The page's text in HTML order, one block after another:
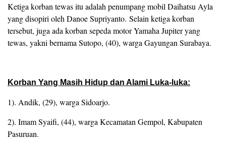
Ketiga korban tewas itu adalah penumpang mobil Daihatsu Ayla
yang disopiri oleh Danoe Supriyanto. Selain ketiga korban
tersebut, juga ada korban sepeda motor Yamaha Jupiter yang
tewas, yakni bernama Sutopo, (40), warga Gayungan Surabaya.
Korban Yang Masih Hidup dan Alami Luka-luka:
1).‎ Andik, (29), warga Sidoarjo.
2). Imam Syaifi, (44), warga Kecamatan Gempol, Kabupaten
Pasuruan.